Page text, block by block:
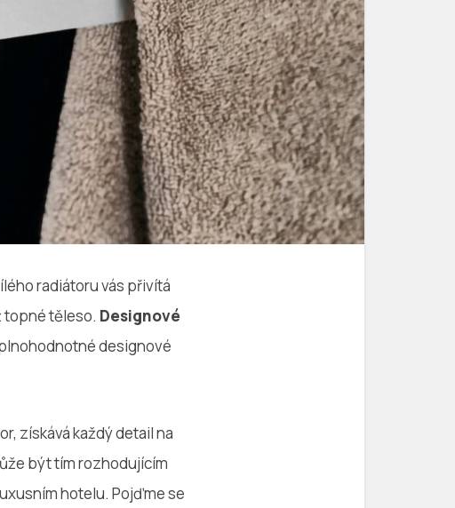
radiátoru vás přivítá
topné těleso. Designové
designové
získává každý detail na
být tím rozhodujícím
hotelu. Pojďme se